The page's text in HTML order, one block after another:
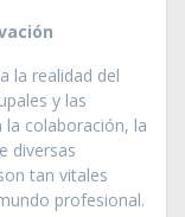
la realidad del
y las
la colaboración, la
diversas
tan vitales
profesional.